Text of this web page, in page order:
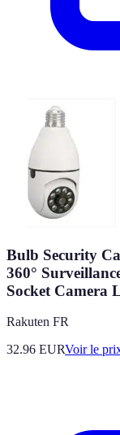
Bulb Security
360°
Socket Camera
Rakuten FR
32.96 EURVoir le